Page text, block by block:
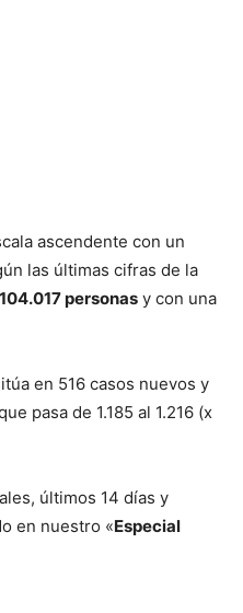
ascendente con un
las últimas cifras de la
104.017 personas y con una
en 516 casos nuevos y
pasa de 1.185 al 1.216 (x
últimos 14 días y
en nuestro «Especial